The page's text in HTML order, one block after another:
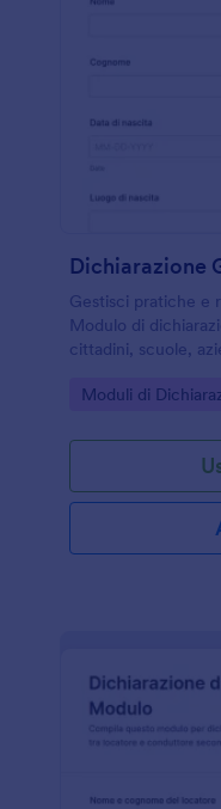
Dichiarazione
Gestisci pratiche e
Modulo di
cittadini, scuole,
modulo.
Go to Category:
Moduli di